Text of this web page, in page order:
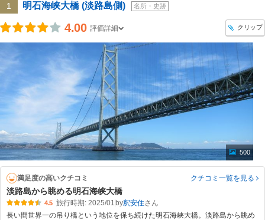
1 明石海峡大橋 (淡路島側) 名所・史跡
4.00 評価詳細 クリップ
500
満足度の高いクチコミ クチコミ一覧を見る
淡路島から眺める明石海峡大橋
4.5 旅行時期: 2025/01 by釈安住
長い間世界一の吊り橋という地位を保ち続けた明石海峡大橋。淡路島から眺め